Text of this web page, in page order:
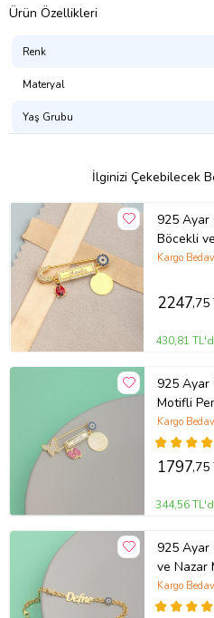
Ürün Kodu:kcm65034114
Ürün Özellikleri
Renk
Materyal
Yaş Grubu
İlginizi Çekebilecek
925 Ayar
Böcekli
İğne
Kargo
2247,75
430,81
925 Ayar
Motifli
Bebek
Kargo
1797,75
344,56
925 Ayar
ve Nazar
Bilekliği
Kargo